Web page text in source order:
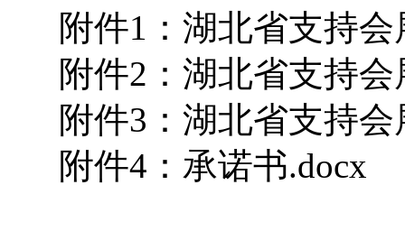
附件1：湖北省支持
附件2：湖北省支持
附件3：湖北省支持
附件4：承诺书.docx